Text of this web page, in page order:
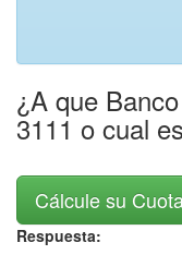
¿A que
3111 o cual
Cálcule su
Respuesta: